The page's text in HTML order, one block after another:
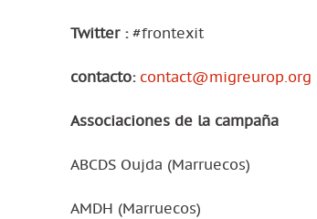
Twitter :#frontexit
contacto: contact@migreurop.org
Associaciones de la campaña
ABCDS Oujda (Marruecos)
AMDH (Marruecos)